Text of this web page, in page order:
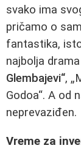
svako ima
pričamo o
fantastika,
najbolja
Glembajevi“,
Godoa“. A od
neprevaziđen.
Vreme za